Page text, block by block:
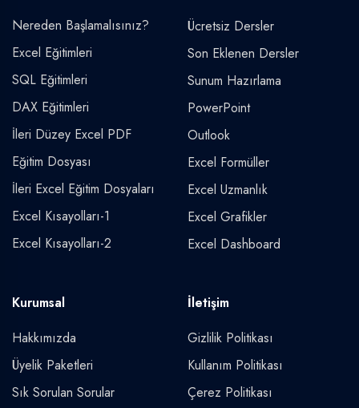
Nereden Başlamalısınız?
Excel Eğitimleri
SQL Eğitimleri
DAX Eğitimleri
İleri Düzey Excel PDF
Eğitim Dosyası
İleri Excel Eğitim Dosyaları
Excel Kısayolları-1
Excel Kısayolları-2
Ücretsiz Dersler
Son Eklenen Dersler
Sunum Hazırlama
PowerPoint
Outlook
Excel Formüller
Excel Uzmanlık
Excel Grafikler
Excel Dashboard
Kurumsal
Hakkımızda
Üyelik Paketleri
Sık Sorulan Sorular
İletişim
Gizlilik Politikası
Kullanım Politikası
Çerez Politikası